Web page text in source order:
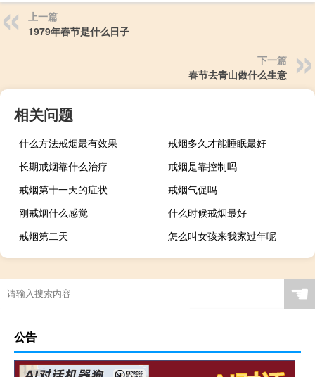
上一篇
1979年春节是什么日子
下一篇
春节去青山做什么生意
相关问题
什么方法戒烟最有效果
戒烟多久才能睡眠最好
长期戒烟靠什么治疗
戒烟是靠控制吗
戒烟第十一天的症状
戒烟气促吗
刚戒烟什么感觉
什么时候戒烟最好
戒烟第二天
怎么叫女孩来我家过年呢
☚
公告